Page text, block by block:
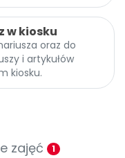
w kiosku
oraz do
i artykułów
kiosku.
zajęć 1